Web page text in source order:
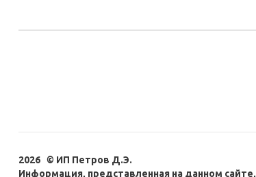
2026 © ИП Петров Д.Э.
Информация, представленная на данном сайте,